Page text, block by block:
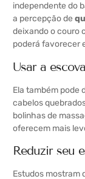
independente do
a percepção de
deixando o couro
poderá favorecer
Usar a
Ela também pode
cabelos
bolinhas de
oferecem mais
Reduzir seu
Estudos mostram